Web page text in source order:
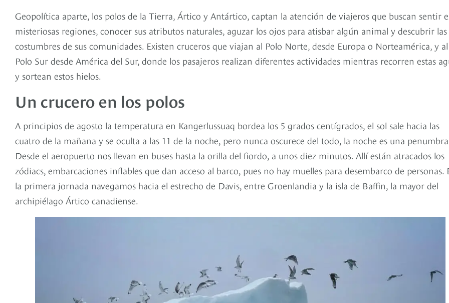
Geopolítica aparte, los polos de la Tierra, Ártico y Antártico, captan la atención de viajeros que buscan sentir
misteriosas regiones, conocer sus atributos naturales, aguzar los ojos para atisbar algún animal y descubrir las
costumbres de sus comunidades. Existen cruceros que viajan al Polo Norte, desde Europa o Norteamérica, y al
Polo Sur desde América del Sur, donde los pasajeros realizan diferentes actividades mientras recorren estas
y sortean estos hielos.
Un crucero en los polos
A principios de agosto la temperatura en Kangerlussuaq bordea los 5 grados centígrados, el sol sale hacia las
cuatro de la mañana y se oculta a las 11 de la noche, pero nunca oscurece del todo, la noche es una
Desde el aeropuerto nos llevan en buses hasta la orilla del fiordo, a unos diez minutos. Allí están atracados los
zódiacs, embarcaciones inflables que dan acceso al barco, pues no hay muelles para desembarco de personas.
la primera jornada navegamos hacia el estrecho de Davis, entre Groenlandia y la isla de Baffin, la mayor del
archipiélago Ártico canadiense.